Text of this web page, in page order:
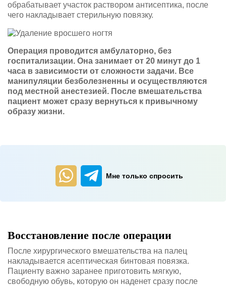
обрабатывает участок раствором антисептика, после
чего накладывает стерильную повязку.
Операция проводится амбулаторно, без
госпитализации. Она занимает от 20 минут до 1
часа в зависимости от сложности задачи. Все
манипуляции безболезненны и осуществляются
под местной анестезией. После вмешательства
пациент может сразу вернуться к привычному
образу жизни.
Мне только спросить
Восстановление после операции
После хирургического вмешательства на палец
накладывается асептическая бинтовая повязка.
Пациенту важно заранее приготовить мягкую,
свободную обувь, которую он наденет сразу после